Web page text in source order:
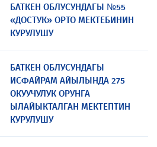
БАТКЕН ОБЛУСУНДАГЫ №55
«ДОСТУК» ОРТО МЕКТЕБИНИН
КУРУЛУШУ
БАТКЕН ОБЛУСУНДАГЫ
ИСФАЙРАМ АЙЫЛЫНДА 275
ОКУУЧУЛУК ОРУНГА
ЫЛАЙЫКТАЛГАН МЕКТЕПТИН
КУРУЛУШУ